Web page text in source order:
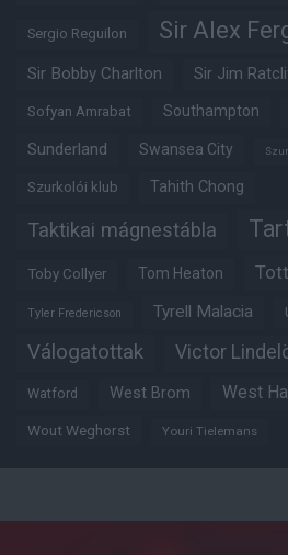
Sergio Reguilon Sir Alex
Sir Bobby Charlton Sir Jim
Sofyan Amrabat Southampton
Sunderland Swansea City
Szurkolói klub Tahith Chong
Taktikai mágnestábla
Toby Collyer Tom Heaton
Tyler Fredericson Tyrell Malacia
Válogatottak Victor
Watford West Brom West
Wout Weghorst Youri Tielemans